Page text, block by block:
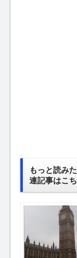
もっと読み
連記事はこ